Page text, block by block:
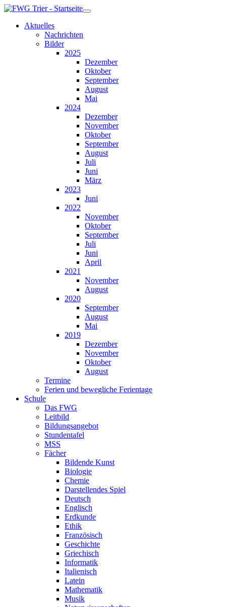
Aktuelles
Nachrichten
Bilder
2025
Dezember
Oktober
September
August
Mai
2024
Dezember
November
Oktober
September
August
Juli
Juni
März
2023
Juni
2022
November
Oktober
September
Juli
Juni
April
2021
November
August
2020
September
August
Mai
2019
Dezember
November
Oktober
August
Termine
Ferien und bewegliche Ferientage
Schule
Das FWG
Leitbild
Bildungsangebot
Stundentafel
MSS
Fächer
Bildende Kunst
Biologie
Chemie
Darstellendes Spiel
Deutsch
Englisch
Erdkunde
Ethik
Französisch
Geschichte
Griechisch
Informatik
Italienisch
Latein
Mathematik
Musik